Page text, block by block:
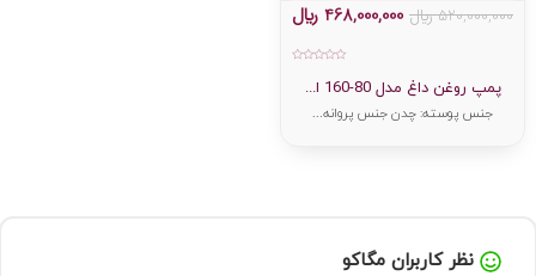
پمپ روغن داغ مدل 80-160 ا...
520,000,000﷼ 468,000,000 ﷼
جنس پوسته: چدن جنس پروانه...
نظر کاربران مگاکو